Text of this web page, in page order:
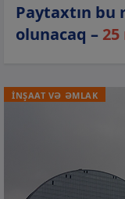
Paytaxtın bu
olunacaq –
İNŞAAT VƏ ƏMLAK